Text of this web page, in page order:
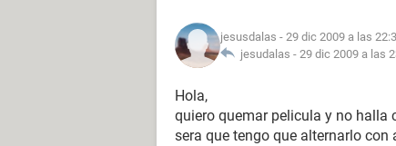
jesusdalas - 29 dic 2009 a las
jesudalas - 29 dic 2009 a las
Hola,
quiero quemar pelicula y no halla
sera que tengo que alternarlo